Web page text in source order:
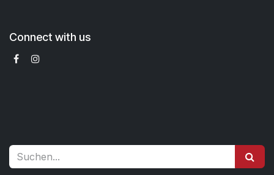
Connect with us